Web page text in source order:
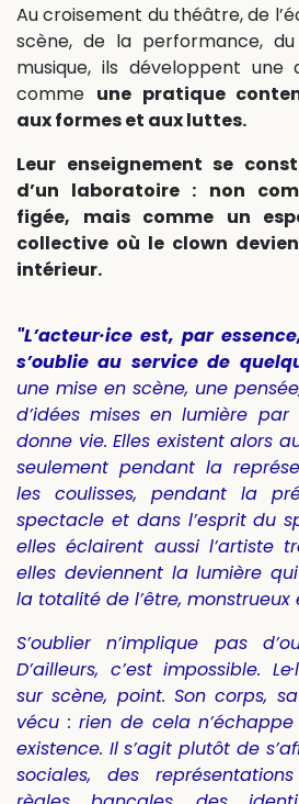
Au croisement du théâtre, de
scène, de la performance,
musique, ils développent
comme une pratique
aux formes et aux luttes.
Leur enseignement se
d’un laboratoire : non
figée, mais comme un
collective où le clown
intérieur.
"L’acteur·ice est, par
s’oublie au service de
une mise en scène, une
d’idées mises en lumière par
donne vie. Elles existent alors
seulement pendant la
les coulisses, pendant la
spectacle et dans l’esprit du
elles éclairent aussi l’artiste
elles deviennent la lumière
la totalité de l’être,
S’oublier n’implique pas
D’ailleurs, c’est impossible.
sur scène, point. Son corps,
vécu : rien de cela
existence. Il s’agit plutôt de
sociales, des